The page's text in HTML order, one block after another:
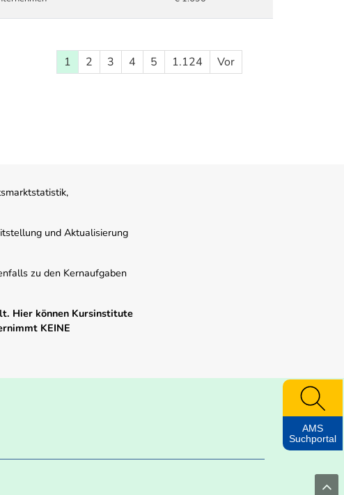
1 2 3 4 5 1.124 Vor
und Aktualisierung
zu den Kernaufgaben
Hier können Kursinstitute
KEINE
AMS
Suchportal